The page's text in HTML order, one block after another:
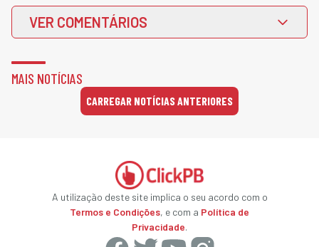
VER COMENTÁRIOS
MAIS NOTÍCIAS
CARREGAR NOTÍCIAS ANTERIORES
A utilização deste site implica o seu acordo com o
Termos e Condições, e com a Política de
Privacidade.